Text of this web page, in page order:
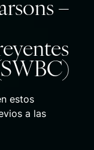
–
estos
a las